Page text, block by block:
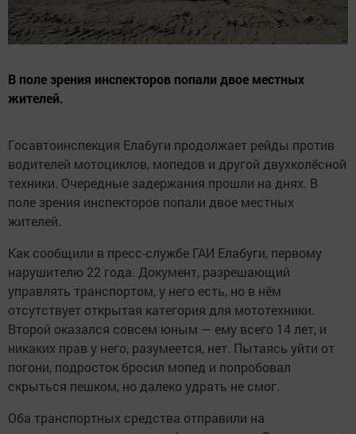
В поле зрения инспекторов попали двое местных
жителей.
Госавтоинспекция Елабуги продолжает рейды против
водителей мотоциклов, мопедов и другой двухколёсной
техники. Очередные задержания прошли на днях. В
поле зрения инспекторов попали двое местных
жителей.
Как сообщили в пресс-службе ГАИ Елабуги, первому
нарушителю 22 года. Документ, разрешающий
управлять транспортом, у него есть, но в нём
отсутствует открытая категория для мототехники.
Второй оказался совсем юным — ему всего 14 лет, и
никаких прав у него, разумеется, нет. Пытаясь уйти от
погони, подросток бросил мопед и попробовал
скрыться пешком, но далеко удрать не смог.
Оба транспортных средства отправили на